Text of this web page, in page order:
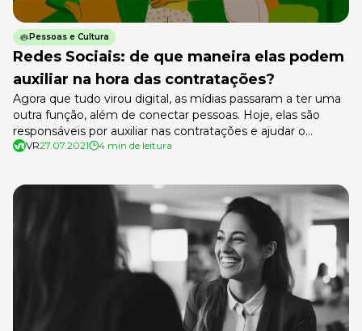
Pessoas e Cultura
Redes Sociais: de que maneira elas podem
auxiliar na hora das contratações?
Agora que tudo virou digital, as mídias passaram a ter uma
outra função, além de conectar pessoas. Hoje, elas são
responsáveis por auxiliar nas contratações e ajudar o
departamento de recursos humanos a encontrar o
aliadas quando o assunto […]
VR27.07.2021 4 min de leitura